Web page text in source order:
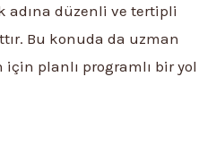
adına düzenli ve tertipli
Bu konuda da uzman
planlı programlı bir yol